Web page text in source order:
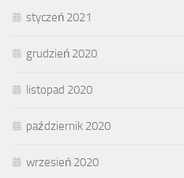
styczeń 2021
grudzień 2020
listopad 2020
październik 2020
wrzesień 2020